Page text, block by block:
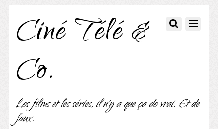
Ciné Télé &
Co.
Les films et les séries, il n'y a que ça de vrai. Et de
faux.